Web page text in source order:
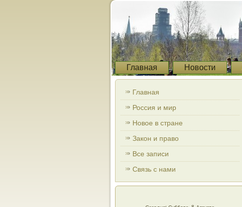
Главная Новости
Главная
Россия и мир
Новое в стране
Закон и право
Все записи
Связь с нами